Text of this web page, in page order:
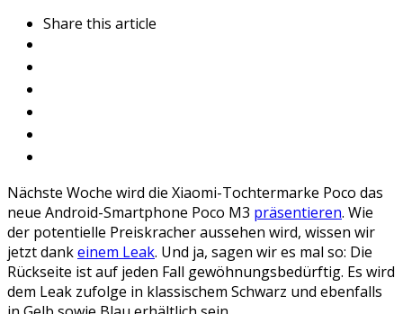
Share this article
Nächste Woche wird die Xiaomi-Tochtermarke Poco das
neue Android-Smartphone Poco M3 präsentieren. Wie
der potentielle Preiskracher aussehen wird, wissen wir
jetzt dankeinem Leak. Und ja, sagen wir es mal so: Die
Rückseite ist auf jeden Fall gewöhnungsbedürftig. Es wird
dem Leak zufolge in klassischem Schwarz und ebenfalls